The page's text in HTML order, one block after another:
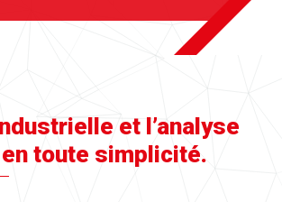
et l’analyse
en toute simplicité.